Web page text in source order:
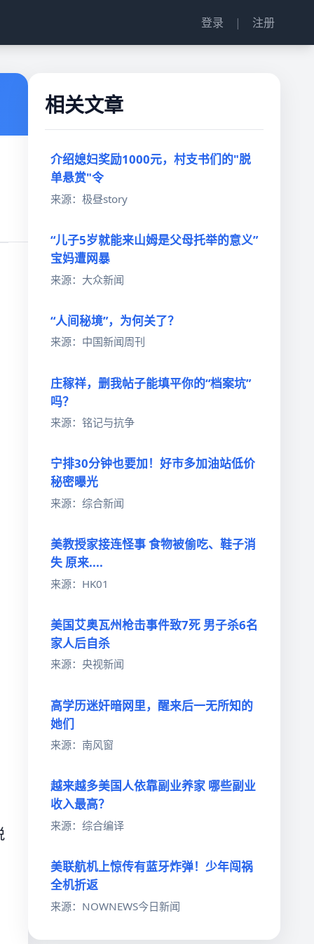
登录 | 注册
相关文章
介绍媳妇奖励1000元，村支书们的"脱
单悬赏"令
来源：极昼story
“儿子5岁就能来山姆是父母托举的意义”
宝妈遭网暴
来源：大众新闻
“人间秘境”，为何关了？
来源：中国新闻周刊
庄稼祥，删我帖子能填平你的“档案坑”
吗？
来源：铭记与抗争
宁排30分钟也要加！好市多加油站低价
秘密曝光
来源：综合新闻
美教授家接连怪事 食物被偷吃、鞋子消
失 原来....
来源：HK01
美国艾奥瓦州枪击事件致7死 男子杀6名
家人后自杀
来源：央视新闻
高学历迷奸暗网里，醒来后一无所知的
她们
来源：南风窗
越来越多美国人依靠副业养家 哪些副业
收入最高？
来源：综合编译
美联航机上惊传有蓝牙炸弹！少年闯祸
全机折返
来源：NOWNEWS今日新闻